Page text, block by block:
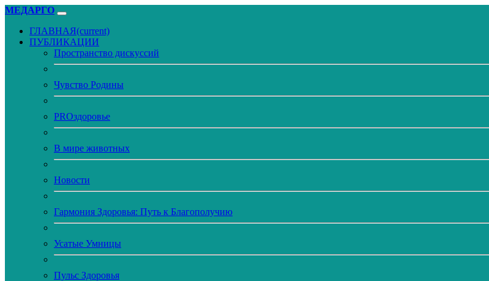
МЕДАРГО
ГЛАВНАЯ(current)
ПУБЛИКАЦИИ
Пространство дискуссий
Чувство Родины
PROздоровье
В мире животных
Новости
Гармония Здоровья: Путь к Благополучию
Усатые Умницы
Пульс Здоровья